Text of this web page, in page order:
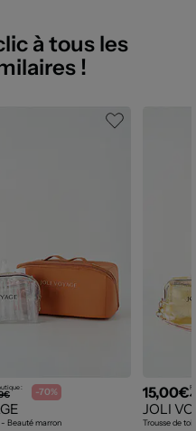
à tous les
!
: -70%
Beauté marron
15,00€
JOLI
Trousse de